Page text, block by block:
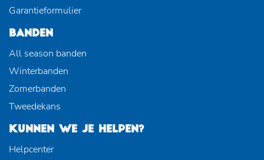
Garantieformulier
BANDEN
All season banden
Winterbanden
Zomerbanden
Tweedekans
KUNNEN WE JE HELPEN?
Helpcenter